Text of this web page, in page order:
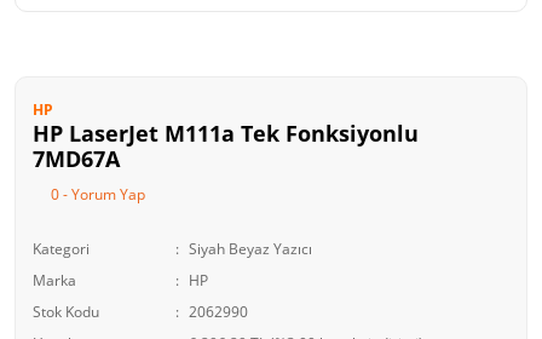
HP
HP LaserJet M111a Tek Fonksiyonlu
7MD67A
0 - Yorum Yap
Kategori
Siyah Beyaz Yazıcı
Marka
HP
Stok Kodu
2062990